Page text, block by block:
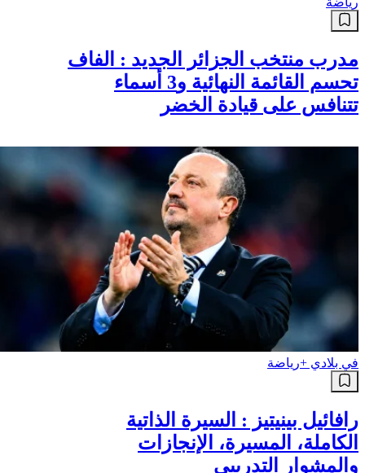
مدرب منتخب الجزائر الجديد : الفاف
تحسم القائمة النهائية و3 أسماء
تتنافس على قيادة الخضر
في بلادي +رياضة
رافائيل بينيتيز : السيرة الذاتية
الكاملة، المسيرة، الإنجازات
والمشوار التدريبي